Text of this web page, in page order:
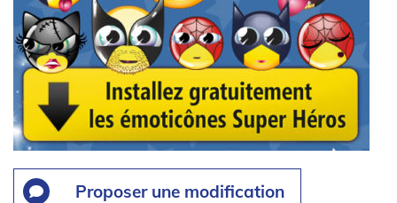
Proposer une modification